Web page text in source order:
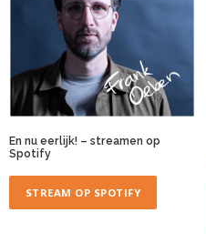
En nu eerlijk! – streamen op
Spotify
STREAM OP SPOTIFY